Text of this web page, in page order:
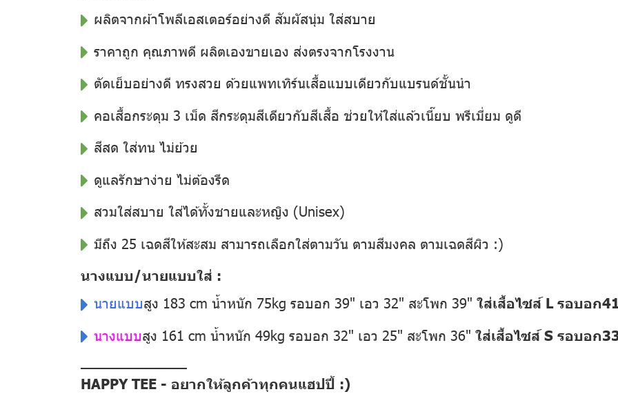
ผลิตจากผ้าโพลีเอสเตอร์อย่างดี สัมผัสนุ่ม ใส่สบาย
ราคาถูก คุณภาพดี ผลิตเองขายเอง ส่งตรงจากโรงงาน
ตัดเย็บอย่างดี ทรงสวย ด้วยแพทเทิร์นเสื้อแบบเดียวกับแบรนด์ชั้นนำ
คอเสื้อกระดุม 3 เม็ด สีกระดุมสีเดียวกับสีเสื้อ ช่วยให้ใส่แล้วเนี๊ยบ พรีเมี่ยม ดูดี
สีสด ใส่ทน ไม่ย้วย
ดูแลรักษาง่าย ไม่ต้องรีด
สวมใส่สบาย ใส่ได้ทั้งชายและหญิง (Unisex)
มีถึง 25 เฉดสีให้สะสม สามารถเลือกใส่ตามวัน ตามสีมงคล ตามเฉดสีผิว :)
นางแบบ/นายแบบใส่ :
นายแบบสูง 183 cm น้ำหนัก 75kg รอบอก 39" เอว 32" สะโพก 39" ใส่เสื้อไซส์ L รอบอก
นางแบบสูง 161 cm น้ำหนัก 49kg รอบอก 32" เอว 25" สะโพก 36" ใส่เสื้อไซส์ S รอบอก
––––––––––––––
HAPPY TEE - อยากให้ลูกค้าทุกคนแฮปปี้ :)